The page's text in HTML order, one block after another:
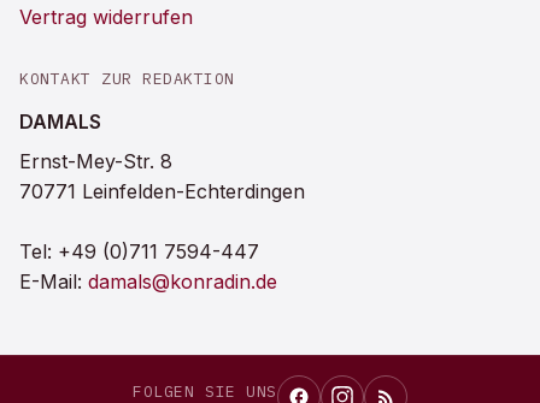
Vertrag widerrufen
KONTAKT ZUR REDAKTION
DAMALS
Ernst-Mey-Str. 8
70771 Leinfelden-Echterdingen
Tel: +49 (0)711 7594-447
E-Mail: damals@konradin.de
FOLGEN SIE UNS